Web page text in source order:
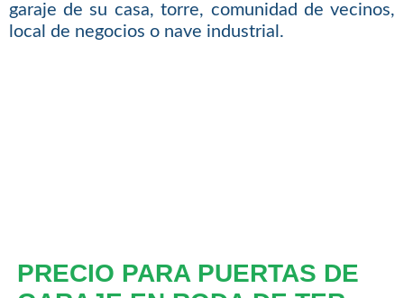
garaje de su casa, torre, comunidad de vecinos,
local de negocios o nave industrial.
PRECIO PARA PUERTAS DE